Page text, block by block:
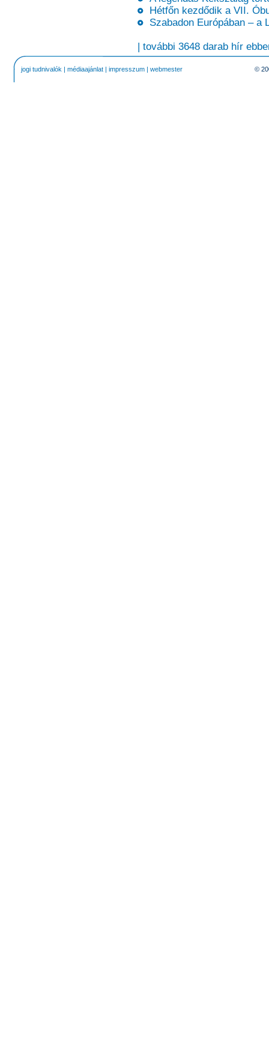
Hétfőn kezdődik a VII.
Szabadon Európában – a
| további 3648 darab hír
jogi tudnivalók | médiaajánlat | impresszum | webmester ©